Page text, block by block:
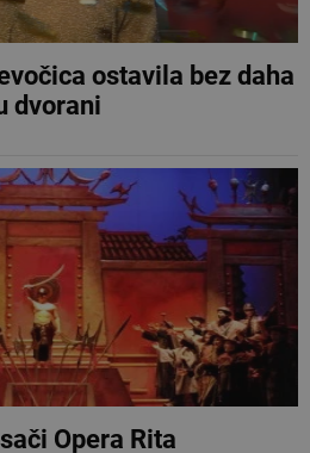
ostavila bez daha
dvorani
Opera Rita